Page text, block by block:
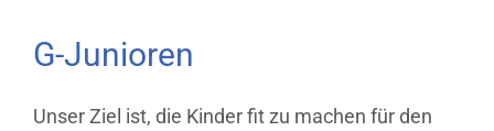
G-Junioren
Unser Ziel ist, die Kinder fit zu machen für den